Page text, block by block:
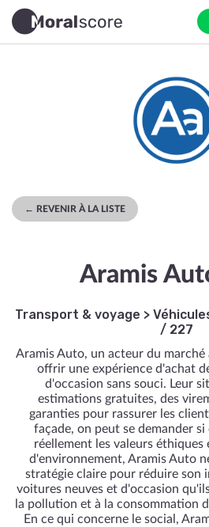
← REVENIR À LA LISTE
Aramis
Transport & voyage >
/ 227
Aramis Auto, un acteur du
offrir une expérience d'achat
d'occasion sans souci. Leur
estimations gratuites, des
garanties pour rassurer les
façade, on peut se demander
réellement les valeurs éthiques
d'environnement, Aramis Auto
stratégie claire pour réduire son
voitures neuves et d'occasion
la pollution et à la consommation
En ce qui concerne le social,